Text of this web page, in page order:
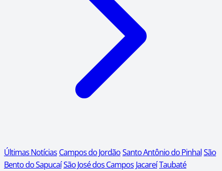
Últimas Notícias Campos do JordãoSanto Antônio do PinhalSão
Bento do SapucaíSão José dos Campos JacareíTaubaté